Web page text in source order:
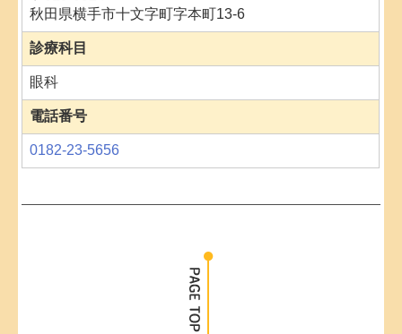
秋田県横手市十文字町字本町13-6
診療科目
眼科
電話番号
0182-23-5656